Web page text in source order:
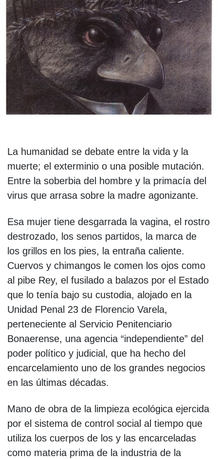
La humanidad se debate entre la vida y la
muerte; el exterminio o una posible mutación.
Entre la soberbia del hombre y la primacía del
virus que arrasa sobre la madre agonizante.
Esa mujer tiene desgarrada la vagina, el rostro
destrozado, los senos partidos, la marca de
los grillos en los pies, la entraña caliente.
Cuervos y chimangos le comen los ojos como
al pibe Rey, el fusilado a balazos por el Estado
que lo tenía bajo su custodia, alojado en la
Unidad Penal 23 de Florencio Varela,
perteneciente al Servicio Penitenciario
Bonaerense, una agencia “independiente” del
poder político y judicial, que ha hecho del
encarcelamiento uno de los grandes negocios
en las últimas décadas.
Mano de obra de la limpieza ecológica ejercida
por el sistema de control social al tiempo que
utiliza los cuerpos de los y las encarceladas
como materia prima de la industria de la